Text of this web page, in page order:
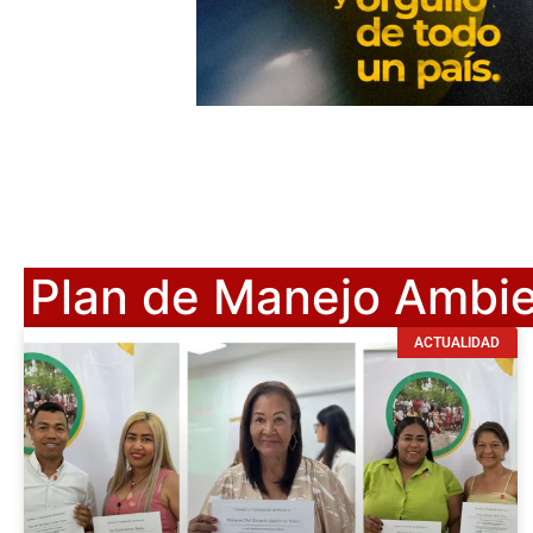
Plan de Manejo
ACTUALIDAD